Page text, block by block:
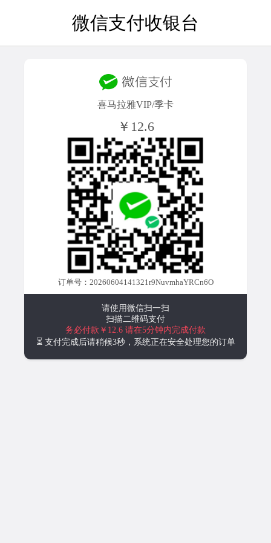
微信支付收银台
喜马拉雅VIP/季卡
￥12.6
订单号：20260604141321r9NuvmhaYRCn6O
请使用微信扫一扫
扫描二维码支付
务必付款￥12.6 请在5分钟内完成付款
⏳ 支付完成后请稍候3秒，系统正在安全处理您的订单